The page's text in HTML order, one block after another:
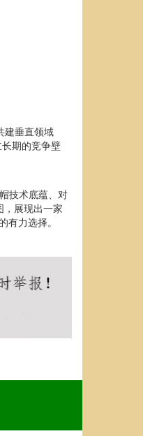
建垂直领域
期的竞争壁
技术底蕴、对
，展现出一家
力选择。